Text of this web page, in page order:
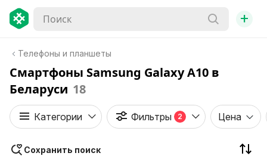
+
Телефоны и планшеты
Смартфоны Samsung Galaxy A10 в
Беларуси 18
Категории Фильтры 2 Цена
Сохранить поиск